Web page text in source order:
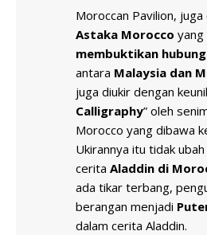
Moroccan Pavilion,
Astaka Morocco yang
membuktikan
antara Malaysia dan
juga diukir dengan
Calligraphy” oleh
Morocco yang dibawa
Ukirannya itu tidak
cerita Aladdin di
ada tikar terbang,
berangan menjadi
dalam cerita Aladdin.